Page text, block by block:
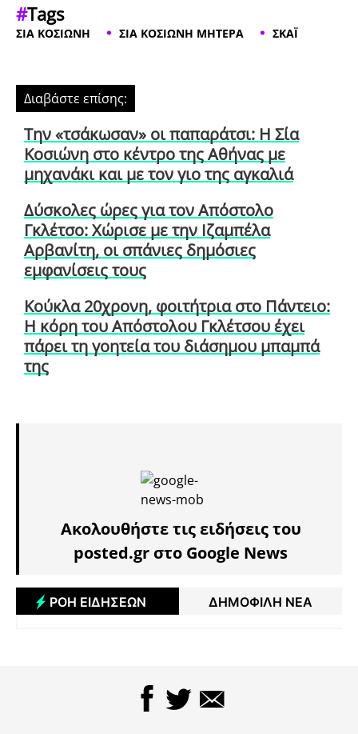
#Tags
ΣΙΑ ΚΟΣΙΩΝΗ ΣΙΑ ΚΟΣΙΩΝΗ ΜΗΤΕΡΑ ΣΚΑΪ
Διαβάστε επίσης:
Την «τσάκωσαν» οι παπαράτσι: Η Σία
Κοσιώνη στο κέντρο της Αθήνας με
μηχανάκι και με τον γιο της αγκαλιά
Δύσκολες ώρες για τον Απόστολο
Γκλέτσο: Χώρισε με την Ιζαμπέλα
Αρβανίτη, οι σπάνιες δημόσιες
εμφανίσεις τους
Κούκλα 20χρονη, φοιτήτρια στο Πάντειο:
Η κόρη του Απόστολου Γκλέτσου έχει
πάρει τη γοητεία του διάσημου μπαμπά
της
Ακολουθήστε τις ειδήσεις του
posted.gr στο Google News
ΡΟΗ ΕΙΔΗΣΕΩΝ ΔΗΜΟΦΙΛΗ ΝΕΑ